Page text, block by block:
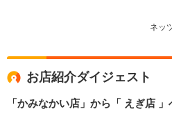
ネッ
お店紹介ダイジェスト
「かみなかい店」から「 えぎ店